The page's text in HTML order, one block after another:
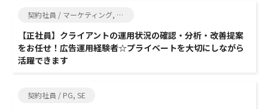
契約社員 / マーケティング, コンサルタント
【正社員】クライアントの運用状況の確認・分析・改善提案
をお任せ！広告運用経験者☆プライベートを大切にしながら
活躍できます
契約社員 / PG, SE